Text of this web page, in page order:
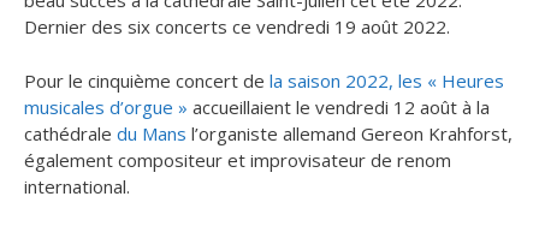
Dernier des six concerts ce vendredi 19 août 2022.
Pour le cinquième concert de la saison 2022, les « Heures
musicales d’orgue » accueillaient le vendredi 12 août à la
cathédrale du Mans l’organiste allemand Gereon Krahforst,
également compositeur et improvisateur de renom
international.